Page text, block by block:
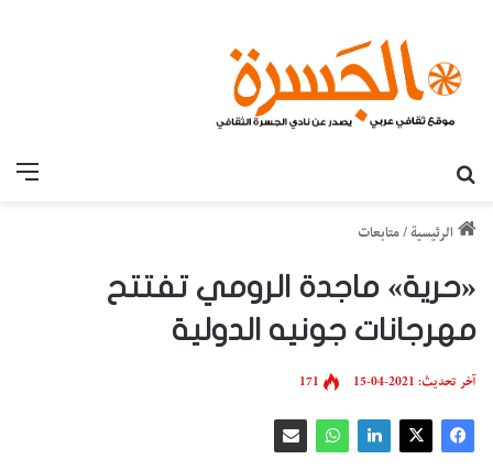
الرئيسية /متابعات
«حرية» ماجدة الرومي تفتتح
مهرجانات جونيه الدولية
آخر تحديث: 2021-04-15 171